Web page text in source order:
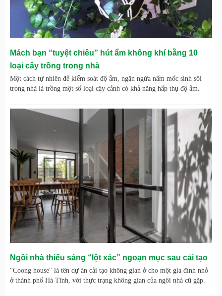
Mách bạn “tuyệt chiêu” hút ẩm không khí bằng 10
loại cây trồng trong nhà
Một cách tự nhiên để kiểm soát độ ẩm, ngăn ngừa nấm mốc sinh sôi
trong nhà là trồng một số loại cây cảnh có khả năng hấp thụ độ ẩm.
Ngôi nhà thiếu sáng “lột xác” ngoạn mục sau cải tạo
"Coong house" là tên dự án cải tạo không gian ở cho một gia đình nhỏ
ở thành phố Hà Tĩnh, với thực trạng không gian của ngôi nhà cũ gặp.